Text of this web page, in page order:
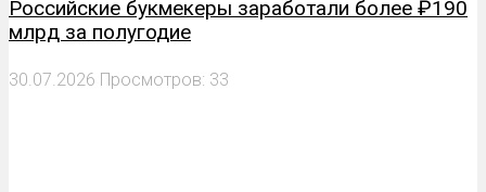
Российские букмекеры заработали более ₽190
млрд за полугодие
30.07.2026 Просмотров: 33